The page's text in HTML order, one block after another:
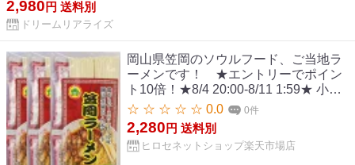
ン 熟成生麺 110g 5食セット 中華麺 らあめん らーめん 中華
そば お取り寄せグルメ お取り寄せ
2,980 円 送料別
ドリームリアライズ
岡山県笠岡のソウルフード、ご当地ラ
ーメンです！ ★エントリーでポイン
ト10倍！★8/4 20:00-8/11 1:59★ 小山
製麺 笠岡ラーメン 鶏がらベースのしょ
うゆ味 2食入 230g×3袋 ラーメン 岡山
県 ご当地グルメ お取り寄せグルメ 醤
油味
☆ ☆ ☆ ☆ ☆ 0.0 0件
2,280 円 送料別
ヒロセネットショップ楽天市場店